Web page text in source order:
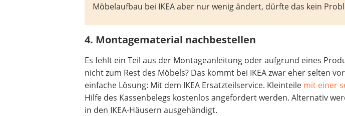
Möbelaufbau bei IKEA aber nur wenig ändert, dürfte das kein
4. Montagematerial nachbestellen
Es fehlt ein Teil aus der Montageanleitung oder aufgrund eines
nicht zum Rest des Möbels? Das kommt bei IKEA zwar eher selten
einfache Lösung: Mit dem IKEA Ersatzteilservice. Kleinteile mit einer
Hilfe des Kassenbelegs kostenlos angefordert werden. Alternativ
in den IKEA-Häusern ausgehändigt.